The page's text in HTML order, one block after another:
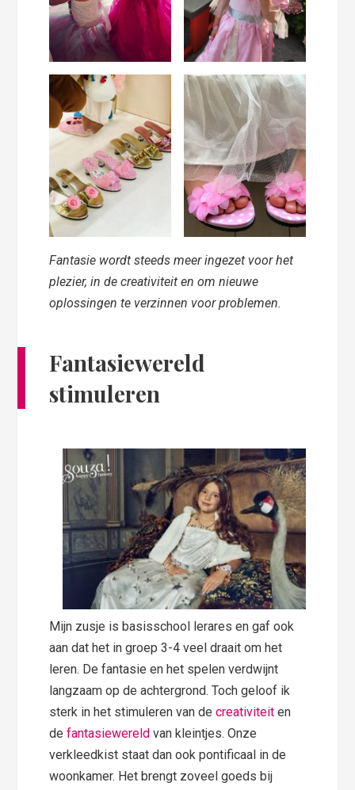
Fantasie wordt steeds meer ingezet voor het
plezier, in de creativiteit en om nieuwe
oplossingen te verzinnen voor problemen.
Fantasiewereld
stimuleren
Mijn zusje is basisschool lerares en gaf ook
aan dat het in groep 3-4 veel draait om het
leren. De fantasie en het spelen verdwijnt
langzaam op de achtergrond. Toch geloof ik
sterk in het stimuleren van decreativiteit en
defantasiewereld van kleintjes. Onze
verkleedkist staat dan ook pontificaal in de
woonkamer. Het brengt zoveel goeds bij